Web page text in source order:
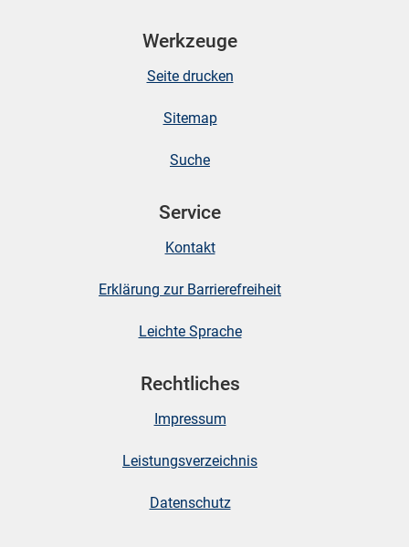
Werkzeuge
Seite drucken
Sitemap
Suche
Service
Kontakt
Erklärung zur Barrierefreiheit
Leichte Sprache
Rechtliches
Impressum
Leistungsverzeichnis
Datenschutz